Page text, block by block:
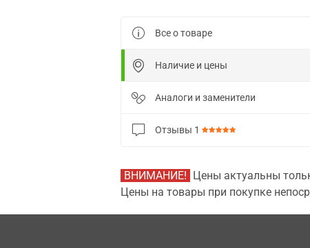
Все о товаре
Наличие и цены
Аналоги и заменители
Отзывы 1
ВНИМАНИЕ! Цены актуальны
Цены на товары при покупке